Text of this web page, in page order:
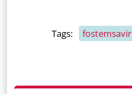
Tags: fostemsavir